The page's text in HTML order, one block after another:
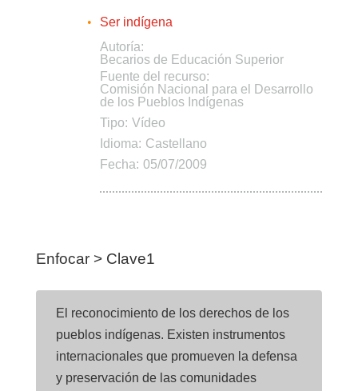
Ser indígena
Autoría:
Becarios de Educación Superior
Fuente del recurso:
Comisión Nacional para el Desarrollo
de los Pueblos Indígenas
Tipo: Vídeo
Idioma: Castellano
Fecha: 05/07/2009
Enfocar > Clave1
El reconocimiento de los derechos de los
pueblos indígenas. Existen instrumentos
internacionales que promueven la defensa
y preservación de las comunidades